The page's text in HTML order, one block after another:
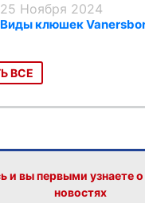
25 Ноября 2024
Виды клюшек
ВСЕ
и вы первыми узнаете
новостях